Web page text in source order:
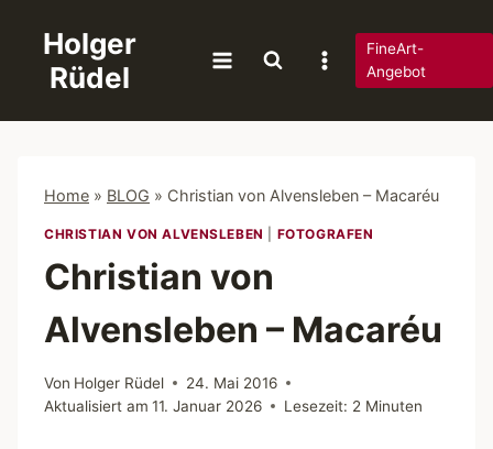
springen
Holger
Rüdel
FineArt-
Angebot
Home » BLOG » Christian von Alvensleben – Macaréu
CHRISTIAN VON ALVENSLEBEN FOTOGRAFEN
Christian von
Alvensleben – Macaréu
Von Holger Rüdel
24. Mai 2016
Aktualisiert am 11. Januar 2026 Lesezeit: 2 Minuten